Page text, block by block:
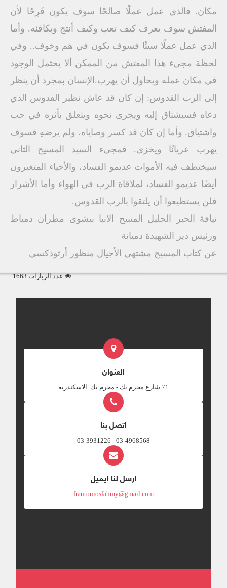
مكان. فالذي عمل عملًا صالحًا سوف يكون فَرِحًا لأن
المفتش سوف يعرف كيف تعب وكيف أنتج ويكافئه. وأما
الذي عمل عملًا سيئًا فسوف يكون في هم وخوف.. وفي
لحظة مجيء هذا المفتش من الممكن ألا يحتمل الوجود
في مكان عمله ويحاول أن يهرب.الإنسان بمجرد أن ينظر
إلى الرب القدوس: إن كان قد عاش نظير القدوس الذي
دعاه فسيشتاق إليه ويجرى نحوه ويتعلق بأثره في حب
واشتياق. وأما إن كان قد كسر وصاياه، ولم يرضهِ فسوف
يهرب عريانًا ويخزى. فمجيء السيد المسيح الثاني
سيختطف فيه الأموات عديمو الفساد، والأحياء المتغيرون
أيضًا عديمو الفساد، لملاقاة الرب في الهواء وأما الأشرار
فلن يستطيعوا أن يلتقوا بالرب القدوس.
نيافة الحبر الجليل المتنيح الانبا بيشوى مطران دمياط
ورئيس دير الشهيدة دميانة
عن كتاب المسيح مشتهي الأجيال منظور أرثوذكسي
عدد الزيارات 1663
العنوان
‎71 شارع محرم بك - محرم بك. الاسكندريه
اتصل بنا
03-4968568 - 03-3931226
ارسل لنا ايميل
frantoniosfahmy@gmail.com